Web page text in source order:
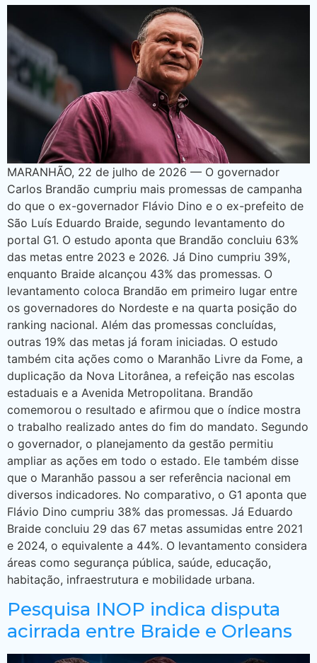
MARANHÃO, 22 de julho de 2026 — O governador
Carlos Brandão cumpriu mais promessas de campanha
do que o ex-governador Flávio Dino e o ex-prefeito de
São Luís Eduardo Braide, segundo levantamento do
portal G1. O estudo aponta que Brandão concluiu 63%
das metas entre 2023 e 2026. Já Dino cumpriu 39%,
enquanto Braide alcançou 43% das promessas. O
levantamento coloca Brandão em primeiro lugar entre
os governadores do Nordeste e na quarta posição do
ranking nacional. Além das promessas concluídas,
outras 19% das metas já foram iniciadas. O estudo
também cita ações como o Maranhão Livre da Fome, a
duplicação da Nova Litorânea, a refeição nas escolas
estaduais e a Avenida Metropolitana. Brandão
comemorou o resultado e afirmou que o índice mostra
o trabalho realizado antes do fim do mandato. Segundo
o governador, o planejamento da gestão permitiu
ampliar as ações em todo o estado. Ele também disse
que o Maranhão passou a ser referência nacional em
diversos indicadores. No comparativo, o G1 aponta que
Flávio Dino cumpriu 38% das promessas. Já Eduardo
Braide concluiu 29 das 67 metas assumidas entre 2021
e 2024, o equivalente a 44%. O levantamento considera
áreas como segurança pública, saúde, educação,
habitação, infraestrutura e mobilidade urbana.
Pesquisa INOP indica disputa
acirrada entre Braide e Orleans